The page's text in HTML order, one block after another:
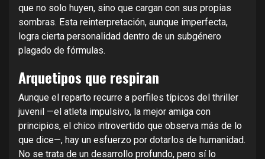
que no solo huyen, sino que cargan con sus propias
sombras. Esta reinterpretación, aunque imperfecta,
logra cierta personalidad dentro de un subgénero
plagado de fórmulas.
Arquetipos que respiran
Aunque el reparto recurre a perfiles típicos del thriller
juvenil —el atleta impulsivo, la mejor amiga con
principios, el chico introvertido que observa más de lo
que dice—, hay un esfuerzo por dotarlos de humanidad.
No se trata de un desarrollo profundo, pero sí lo